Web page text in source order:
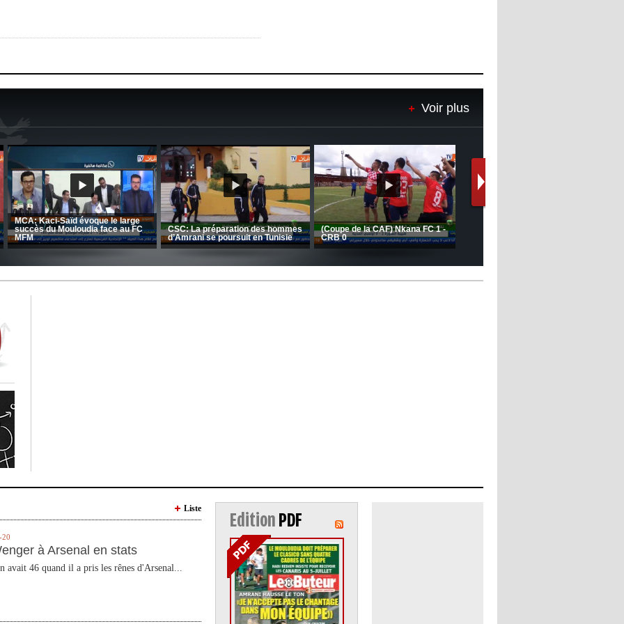
Voir plus
Le message de Delort, Benrahma
et Belkebla à l'occasion du "Big
Day de vaccination"
Entretien avec Moulay Haddou
CRB: Entretien avec Toufik
Korichi
Liste
20
à Arsenal en stats
avait 46 quand il a pris les rênes d'Arsenal...
Edition PDF